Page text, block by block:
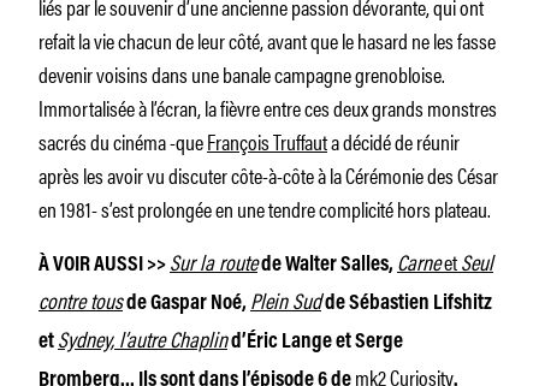
refait la vie chacun de leur côté, avant que le hasard ne les fasse
devenir voisins dans une banale campagne grenobloise.
Immortalisée à l’écran, la fièvre entre ces deux grands monstres
sacrés du cinéma -queFrançois Truffauta décidé de réunir
après les avoir vu discuter côte-à-côte à la Cérémonie des César
en 1981- s’est prolongée en une tendre complicité hors plateau.
À VOIR AUSSI >> Sur la routede Walter Salles, CarneetSeul
contre tousde Gaspar Noé, Plein Sudde Sébastien Lifshitz
et Sydney, l’autre Chaplind’Éric Lange et Serge
Bromberg… Ils sont dans l’épisode 6 de mk2 Curiosity.